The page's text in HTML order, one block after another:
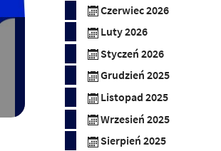
Czerwiec 2026
Luty 2026
Styczeń 2026
Grudzień 2025
Listopad 2025
Wrzesień 2025
Sierpień 2025